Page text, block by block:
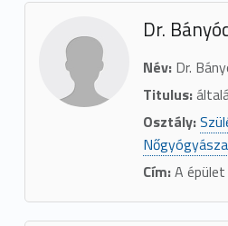
Dr.
Név:Dr.
Titulus:
Osztály:
Cím:A épület